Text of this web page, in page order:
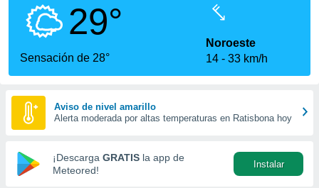
calidad.
a este
las
y
forma
digital
basada
29°
Sensación de 28°
Noroeste
14
33 km/h
Aviso de nivel amarillo
Alerta moderada por altas temperaturas en Ratisbona hoy
¡Descarga GRATIS la app de
Meteored!
Instalar